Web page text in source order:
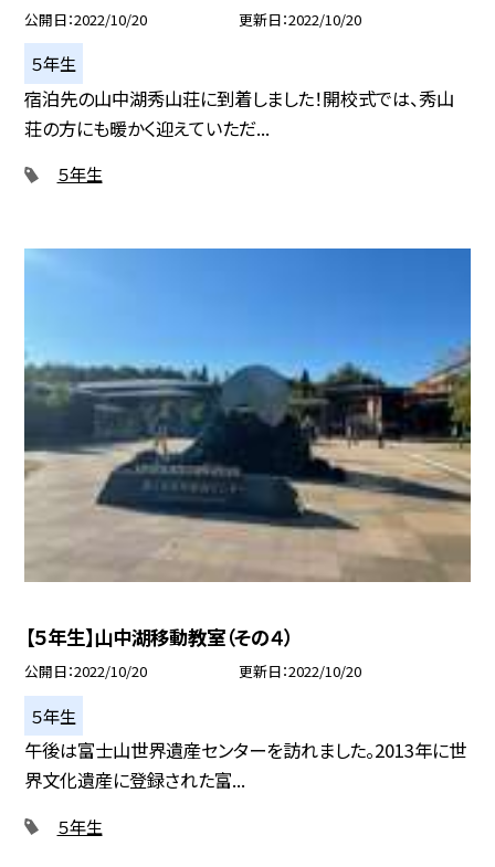
公開日 2022/10/20 更新日 2022/10/20
５年生
宿泊先の山中湖秀山荘に到着しました！開校式では、秀山
荘の方にも暖かく迎えていただ...
５年生
【５年生】山中湖移動教室（その４）
公開日 2022/10/20 更新日 2022/10/20
５年生
午後は富士山世界遺産センターを訪れました。2013年に世
界文化遺産に登録された富...
５年生